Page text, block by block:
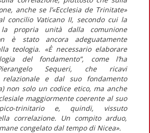
anche se l’«Ecclesia de Trinitate»
concilio Vaticano II, secondo cui la
propria unità dalla comunione
è stato ancora adeguatamente
teologia. «È necessario elaborare
del fondamento”, come l’ha
Sequeri, che ricavi
relazionale e dal suo fondamento
non solo un codice etico, ma anche
maggiormente coerente al suo
trinitario e, quindi, vissuto
correlazione. Un compito arduo,
congelato dal tempo di Nicea».